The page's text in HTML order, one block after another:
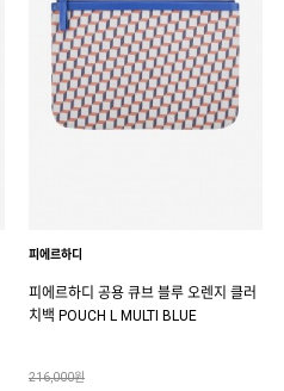
피에르하디
피에르하디 공용 큐브 블루 오렌지 클러
치백 POUCH L MULTI BLUE
216,000원